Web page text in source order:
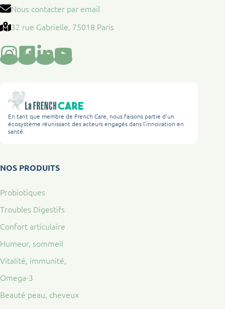
Nous contacter par email
32 rue Gabrielle, 75018 Paris
En tant que membre de French Care, nous faisons partie d’un
écosystème réunissant des acteurs engagés dans l’innovation en
santé.
NOS PRODUITS
Probiotiques
Troubles Digestifs
Confort articulaire
Humeur, sommeil
Vitalité, immunité,
Omega-3
Beauté peau, cheveux